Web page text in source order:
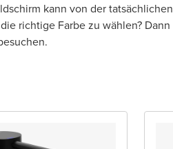
kann von der tatsächlichen
richtige Farbe zu wählen? Dann